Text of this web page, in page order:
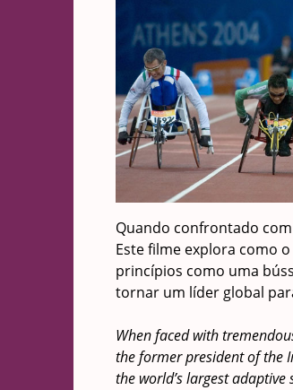
Quando confrontado
Este filme explora como
princípios como uma
tornar um líder global
When faced with
the former president of the
the world’s largest